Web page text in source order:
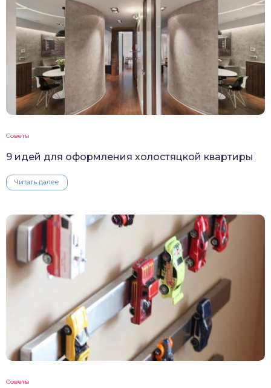
Советы
9 идей для оформления холостяцкой квартиры
Читать далее
Советы